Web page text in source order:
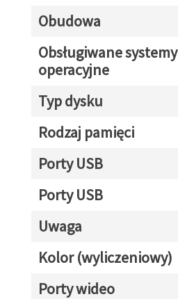
Obudowa
Obsługiwane systemy
operacyjne
Typ dysku
Rodzaj pamięci
Porty USB
Porty USB
Uwaga
Kolor (wyliczeniowy)
Porty wideo